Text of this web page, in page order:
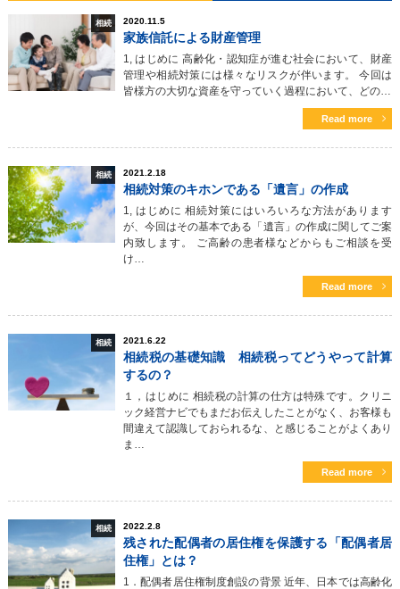
相続 2020.11.5
家族信託による財産管理
1, はじめに 高齢化・認知症が進む社会において、財産
管理や相続対策には様々なリスクが伴います。 今回は
皆様方の大切な資産を守っていく過程において、どの…
Read more
相続 2021.2.18
相続対策のキホンである「遺言」の作成
1, はじめに 相続対策にはいろいろな方法があります
が、今回はその基本である「遺言」の作成に関してご案
内致します。 ご高齢の患者様などからもご相談を受
け…
Read more
相続 2021.6.22
相続税の基礎知識 相続税ってどうやって計算
するの？
１，はじめに 相続税の計算の仕方は特殊です。クリニ
ック経営ナビでもまだお伝えしたことがなく、お客様も
間違えて認識しておられるな、と感じることがよくあり
ま…
Read more
相続 2022.2.8
残された配偶者の居住権を保護する「配偶者居
住権」とは？
1．配偶者居住権制度創設の背景 近年、日本では高齢化